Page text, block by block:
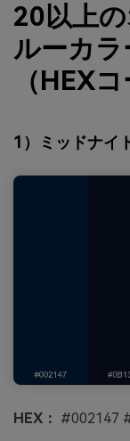
20以上
ルーカ
（HEX
1）ミッドナイ
HEX： #002147